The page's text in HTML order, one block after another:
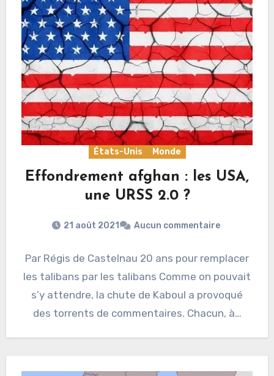
États-Unis Monde
Effondrement afghan : les USA,
une URSS 2.0 ?
21 août 2021 Aucun commentaire
Par Régis de Castelnau 20 ans pour remplacer
les talibans par les talibans Comme on pouvait
s’y attendre, la chute de Kaboul a provoqué
des torrents de commentaires. Chacun, à…